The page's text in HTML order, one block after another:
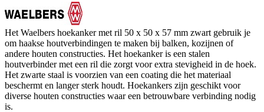
Het Waelbers hoekanker met ril 50 x 50 x 57 mm zwart gebruik je
om haakse houtverbindingen te maken bij balken, kozijnen of
andere houten constructies. Het hoekanker is een stalen
houtverbinder met een ril die zorgt voor extra stevigheid in de hoek.
Het zwarte staal is voorzien van een coating die het materiaal
beschermt en langer sterk houdt. Hoekankers zijn geschikt voor
diverse houten constructies waar een betrouwbare verbinding nodig
is.